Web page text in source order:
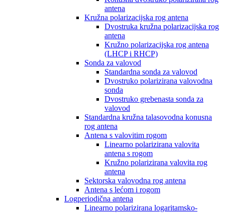
antena
Kružna polarizacijska rog antena
Dvostruka kružna polarizacijska rog
antena
Kružno polarizacijska rog antena
(LHCP i RHCP)
Sonda za valovod
Standardna sonda za valovod
Dvostruko polarizirana valovodna
sonda
Dvostruko grebenasta sonda za
valovod
Standardna kružna talasovodna konusna
rog antena
Antena s valovitim rogom
Linearno polarizirana valovita
antena s rogom
Kružno polarizirana valovita rog
antena
Sektorska valovodna rog antena
Antena s lećom i rogom
Logperiodična antena
Linearno polarizirana logaritamsko-